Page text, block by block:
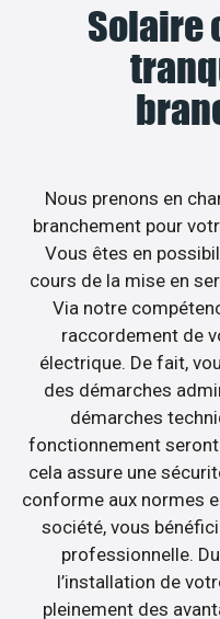
Solaire
Nous prenons en
branchement pour
Vous êtes en
cours de la mise en
Via notre
raccordement de
électrique. De fait,
des démarches
démarches
fonctionnement
cela assure une
conforme aux normes
société, vous
professionnelle.
l’installation de
pleinement des